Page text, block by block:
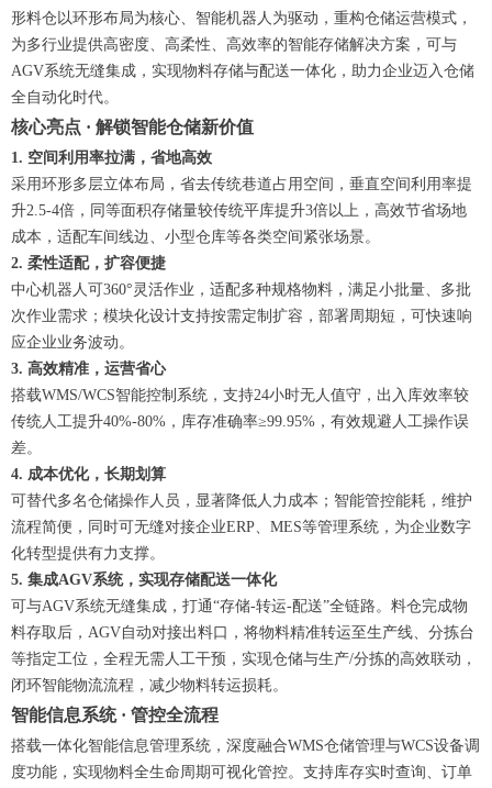
形料仓以环形布局为核心、智能机器人为驱动，重构仓储运营模式，
为多行业提供高密度、高柔性、高效率的智能存储解决方案，可与
AGV系统无缝集成，实现物料存储与配送一体化，助力企业迈入仓储
全自动化时代。
核心亮点 · 解锁智能仓储新价值
1. 空间利用率拉满，省地高效
采用环形多层立体布局，省去传统巷道占用空间，垂直空间利用率提
升2.5-4倍，同等面积存储量较传统平库提升3倍以上，高效节省场地
成本，适配车间线边、小型仓库等各类空间紧张场景。
2. 柔性适配，扩容便捷
中心机器人可360°灵活作业，适配多种规格物料，满足小批量、多批
次作业需求；模块化设计支持按需定制扩容，部署周期短，可快速响
应企业业务波动。
3. 高效精准，运营省心
搭载WMS/WCS智能控制系统，支持24小时无人值守，出入库效率较
传统人工提升40%-80%，库存准确率≥99.95%，有效规避人工操作误
差。
4. 成本优化，长期划算
可替代多名仓储操作人员，显著降低人力成本；智能管控能耗，维护
流程简便，同时可无缝对接企业ERP、MES等管理系统，为企业数字
化转型提供有力支撑。
5. 集成AGV系统，实现存储配送一体化
可与AGV系统无缝集成，打通“存储-转运-配送”全链路。料仓完成物
料存取后，AGV自动对接出料口，将物料精准转运至生产线、分拣台
等指定工位，全程无需人工干预，实现仓储与生产/分拣的高效联动，
闭环智能物流流程，减少物料转运损耗。
智能信息系统 · 管控全流程
搭载一体化智能信息管理系统，深度融合WMS仓储管理与WCS设备调
度功能，实现物料全生命周期可视化管控。支持库存实时查询、订单